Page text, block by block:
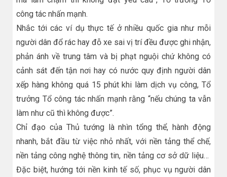
công tác nhấn mạnh.
Nhắc tới các ví dụ thực tế ở nhiều quốc gia như mỗi
người dân đổ rác hay đỗ xe sai vị trí đều được ghi nhận,
phản ánh về trung tâm và bị phạt nguội chứ không có
cảnh sát đến tận nơi hay có nước quy định người dân
xếp hàng không quá 15 phút khi làm dịch vụ công, Tổ
trưởng Tổ công tác nhấn mạnh rằng “nếu chúng ta vẫn
làm như cũ thì không được”.
Chỉ đạo của Thủ tướng là nhìn tổng thể, hành động
nhanh, bắt đầu từ việc nhỏ nhất, với nền tảng thể chế,
nền tảng công nghệ thông tin, nền tảng cơ sở dữ liệu…
Đặc biệt, hướng tới nền kinh tế số, phục vụ người dân